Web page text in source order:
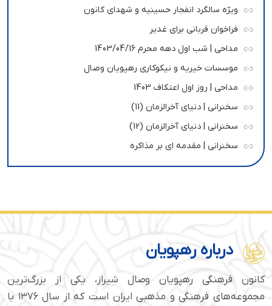
ویژه سالگرد انفجار حسینیه و شهدای کانون
فراخوان قربانی برای غدیر
مداحی | شب اول دهه محرم 1403/04/16
موسسات خیریه و نیکوکاری رهپویان وصال
مداحی | روز اول اعتکاف 1403
سخنرانی | دنیای آخرالزمان (11)
سخنرانی | دنیای آخرالزمان (12)
سخنرانی | مقدمه ای بر مذاکره
درباره رهپویان
کانون فرهنگی رهپویان وصال شیراز، یکی از بزرگ‌ترین
مجموعه‌های فرهنگی و مذهبی ایران است که از سال ۱۳۷۶ با